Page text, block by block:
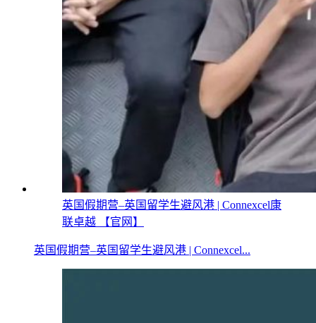
英国假期营–英国留学生避风港 | Connexcel康
联卓越 【官网】
英国假期营–英国留学生避风港 | Connexcel...